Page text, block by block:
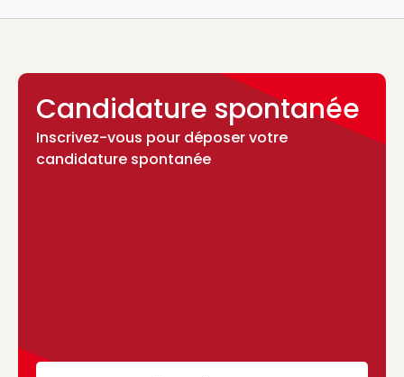
Candidature spontanée
Inscrivez-vous pour déposer votre
candidature spontanée